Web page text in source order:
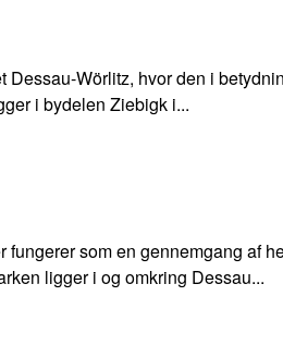
Wörlitz, hvor den i
i bydelen Ziebigk i...
som en gennemgang
ligger i og omkring Dessau...